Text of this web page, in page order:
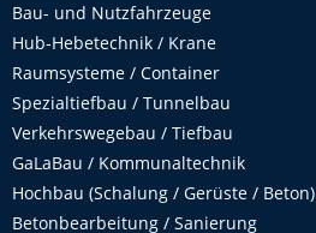
Bau- und Nutzfahrzeuge
Hub-Hebetechnik / Krane
Raumsysteme / Container
Spezialtiefbau / Tunnelbau
Verkehrswegebau / Tiefbau
GaLaBau / Kommunaltechnik
Hochbau (Schalung / Gerüste / Beton)
Betonbearbeitung / Sanierung